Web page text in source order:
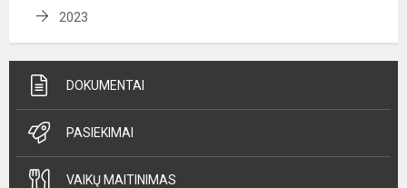
2023
DOKUMENTAI
PASIEKIMAI
VAIKŲ MAITINIMAS